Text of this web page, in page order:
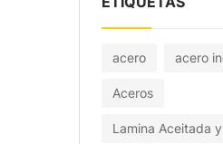
acero acero
Aceros
Lamina Aceitada y